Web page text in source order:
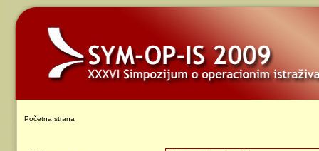
Početna strana